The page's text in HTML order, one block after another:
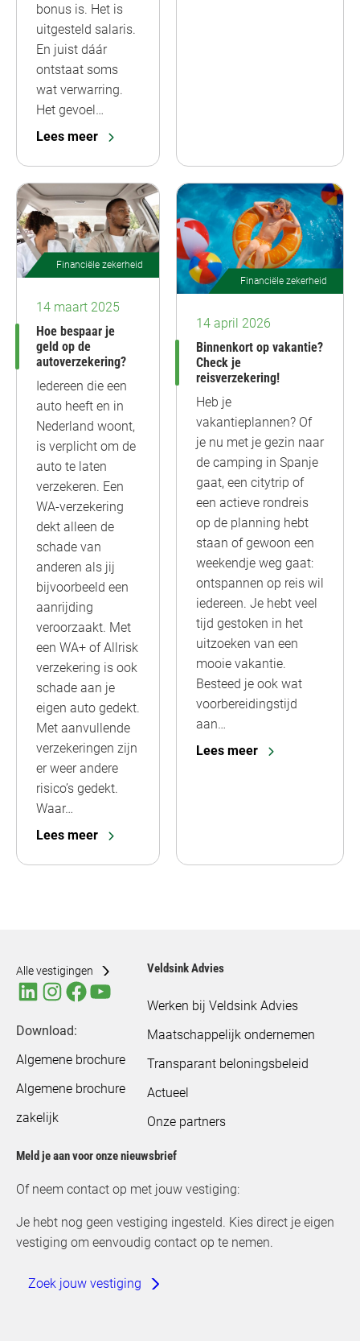
bonus is. Het is
uitgesteld salaris.
En juist dáár
ontstaat soms
wat verwarring.
Het gevoel…
Lees meer
Financiële zekerheid
14 maart 2025
Hoe bespaar je
geld op de
autoverzekering?
Iedereen die een
auto heeft en in
Nederland woont,
is verplicht om de
auto te laten
verzekeren. Een
WA-verzekering
dekt alleen de
schade van
anderen als jij
bijvoorbeeld een
aanrijding
veroorzaakt. Met
een WA+ of Allrisk
verzekering is ook
schade aan je
eigen auto gedekt.
Met aanvullende
verzekeringen zijn
er weer andere
risico’s gedekt.
Waar…
Lees meer
Financiële zekerheid
14 april 2026
Binnenkort op vakantie?
Check je
reisverzekering!
Heb je
vakantieplannen? Of
je nu met je gezin naar
de camping in Spanje
gaat, een citytrip of
een actieve rondreis
op de planning hebt
staan of gewoon een
weekendje weg gaat:
ontspannen op reis wil
iedereen. Je hebt veel
tijd gestoken in het
uitzoeken van een
mooie vakantie.
Besteed je ook wat
voorbereidingstijd
aan…
Lees meer
Alle vestigingen
Download:
Algemene brochure
Algemene brochure
zakelijk
Veldsink Advies
Werken bij Veldsink Advies
Maatschappelijk ondernemen
Transparant beloningsbeleid
Actueel
Onze partners
Meld je aan voor onze nieuwsbrief
Of neem contact op met jouw vestiging:
Je hebt nog geen vestiging ingesteld. Kies direct je eigen
vestiging om eenvoudig contact op te nemen.
Zoek jouw vestiging